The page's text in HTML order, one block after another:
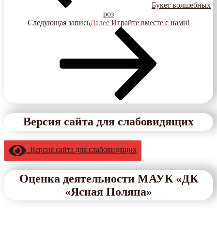
Букет волшебных
роз
Следующая записьДалее Играйте вместе с нами!
Версия сайта для слабовидящих
Версия сайта для слабовидящих
Оценка деятельности МАУК «ДК
«Ясная Поляна»